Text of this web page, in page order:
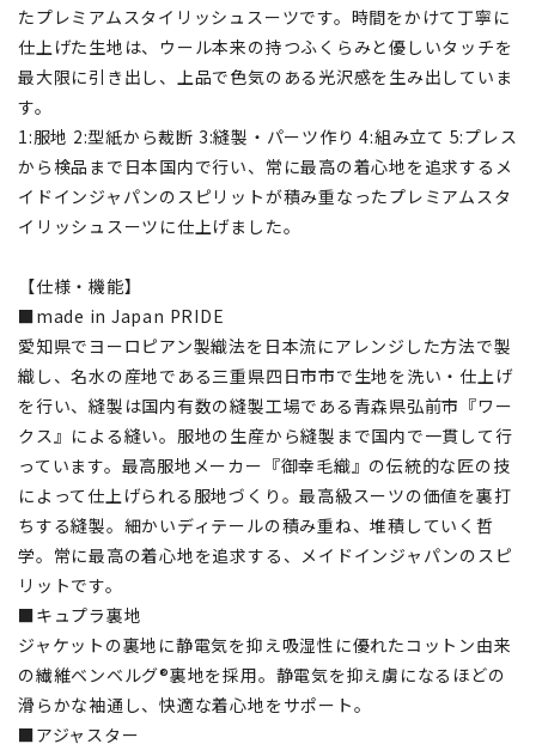
たプレミアムスタイリッシュスーツです。時間をかけて丁寧に
仕上げた生地は、ウール本来の持つふくらみと優しいタッチを
最大限に引き出し、上品で色気のある光沢感を生み出していま
す。
1:服地 2:型紙から裁断 3:縫製・パーツ作り 4:組み立て 5:プレス
から検品まで日本国内で行い、常に最高の着心地を追求するメ
イドインジャパンのスピリットが積み重なったプレミアムスタ
イリッシュスーツに仕上げました。
【仕様・機能】
■made in Japan PRIDE
愛知県でヨーロピアン製織法を日本流にアレンジした方法で製
織し、名水の産地である三重県四日市市で生地を洗い・仕上げ
を行い、縫製は国内有数の縫製工場である青森県弘前市『ワー
クス』による縫い。服地の生産から縫製まで国内で一貫して行
っています。最高服地メーカー『御幸毛織』の伝統的な匠の技
によって仕上げられる服地づくり。最高級スーツの価値を裏打
ちする縫製。細かいディテールの積み重ね、堆積していく哲
学。常に最高の着心地を追求する、メイドインジャパンのスピ
リットです。
■キュプラ裏地
ジャケットの裏地に静電気を抑え吸湿性に優れたコットン由来
の繊維ベンベルグ®裏地を採用。静電気を抑え虜になるほどの
滑らかな袖通し、快適な着心地をサポート。
■アジャスター